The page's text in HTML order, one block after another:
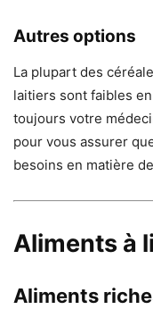
Autres options
La plupart des
laitiers sont faibles
toujours votre
pour vous assurer
besoins en matière
Aliments à
Aliments